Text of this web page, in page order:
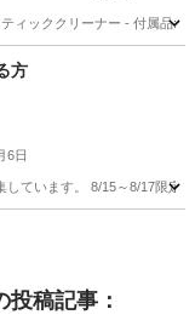
ィッククリーナー - 付属品:
方
6日
ています。 8/15～8/17限
投稿記事：